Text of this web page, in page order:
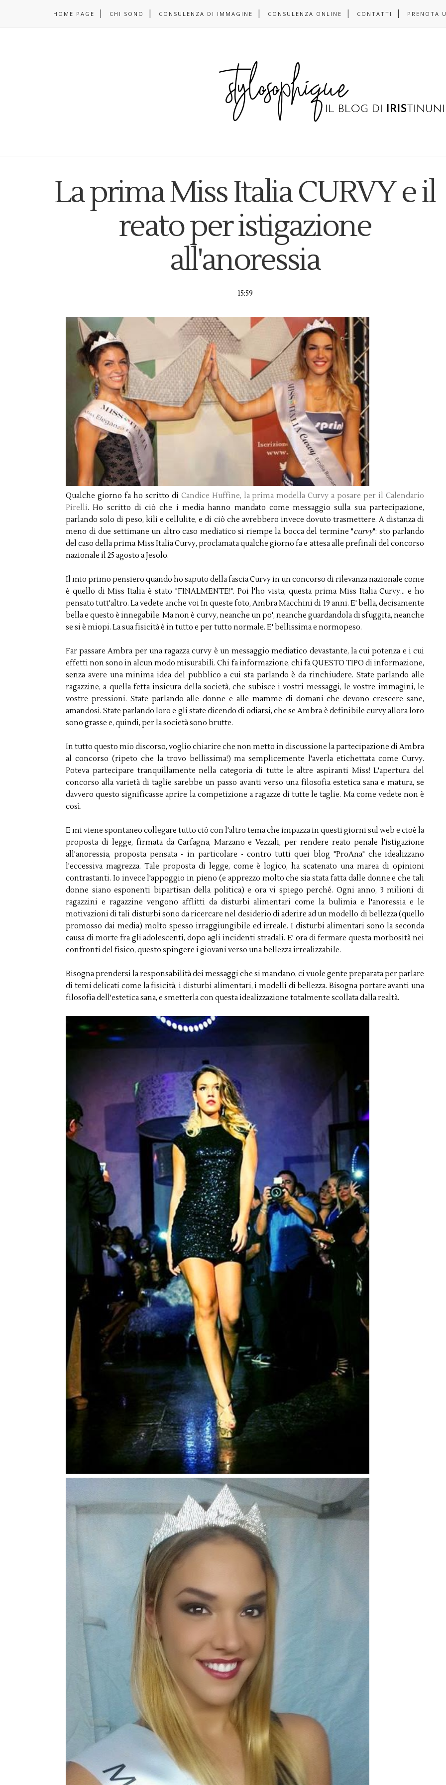
HOME PAGE CHI SONO CONSULENZA DI IMMAGINE CONSULENZA ONLINE CONTATTI PRENOTA
La prima Miss Italia CURVY e il
reato per istigazione
all'anoressia
15:59
Qualche giorno fa ho scritto di Candice Huffine, la prima modella Curvy a posare per il Calendario
Pirelli. Ho scritto di ciò che i media hanno mandato come messaggio sulla sua partecipazione,
parlando solo di peso, kili e cellulite, e di ciò che avrebbero invece dovuto trasmettere. A distanza di
meno di due settimane un altro caso mediatico si riempe la bocca del termine "curvy": sto parlando
del caso della prima Miss Italia Curvy, proclamata qualche giorno fa e attesa alle prefinali del concorso
nazionale il 25 agosto a Jesolo.
Il mio primo pensiero quando ho saputo della fascia Curvy in un concorso di rilevanza nazionale come
è quello di Miss Italia è stato "FINALMENTE!". Poi l'ho vista, questa prima Miss Italia Curvy... e ho
pensato tutt'altro. La vedete anche voi In queste foto, Ambra Macchini di 19 anni. E' bella, decisamente
bella e questo è innegabile. Ma non è curvy, neanche un po', neanche guardandola di sfuggita, neanche
se si è miopi. La sua fisicità è in tutto e per tutto normale. E' bellissima e normopeso.
Far passare Ambra per una ragazza curvy è un messaggio mediatico devastante, la cui potenza e i cui
effetti non sono in alcun modo misurabili. Chi fa informazione, chi fa QUESTO TIPO di informazione,
senza avere una minima idea del pubblico a cui sta parlando è da rinchiudere. State parlando alle
ragazzine, a quella fetta insicura della società, che subisce i vostri messaggi, le vostre immagini, le
vostre pressioni. State parlando alle donne e alle mamme di domani che devono crescere sane,
amandosi. State parlando loro e gli state dicendo di odiarsi, che se Ambra è definibile curvy allora loro
sono grasse e, quindi, per la società sono brutte.
In tutto questo mio discorso, voglio chiarire che non metto in discussione la partecipazione di Ambra
al concorso (ripeto che la trovo bellissima!) ma semplicemente l'averla etichettata come Curvy.
Poteva partecipare tranquillamente nella categoria di tutte le altre aspiranti Miss! L'apertura del
concorso alla varietà di taglie sarebbe un passo avanti verso una filosofia estetica sana e matura, se
davvero questo significasse aprire la competizione a ragazze di tutte le taglie. Ma come vedete non è
così.
E mi viene spontaneo collegare tutto ciò con l'altro tema che impazza in questi giorni sul web e cioè la
proposta di legge, firmata da Carfagna, Marzano e Vezzali, per rendere reato penale l'istigazione
all'anoressia, proposta pensata - in particolare - contro tutti quei blog "ProAna" che idealizzano
l'eccessiva magrezza. Tale proposta di legge, come è logico, ha scatenato una marea di opinioni
contrastanti. Io invece l'appoggio in pieno (e apprezzo molto che sia stata fatta dalle donne e che tali
donne siano esponenti bipartisan della politica) e ora vi spiego perché. Ogni anno, 3 milioni di
ragazzini e ragazzine vengono afflitti da disturbi alimentari come la bulimia e l'anoressia e le
motivazioni di tali disturbi sono da ricercare nel desiderio di aderire ad un modello di bellezza (quello
promosso dai media) molto spesso irraggiungibile ed irreale. I disturbi alimentari sono la seconda
causa di morte fra gli adolescenti, dopo agli incidenti stradali. E' ora di fermare questa morbosità nei
confronti del fisico, questo spingere i giovani verso una bellezza irrealizzabile.
Bisogna prendersi la responsabilità dei messaggi che si mandano, ci vuole gente preparata per parlare
di temi delicati come la fisicità, i disturbi alimentari, i modelli di bellezza. Bisogna portare avanti una
filosofia dell'estetica sana, e smetterla con questa idealizzazione totalmente scollata dalla realtà.